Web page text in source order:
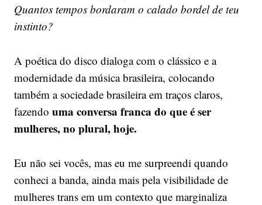
Quantos tempos bordaram o calado bordel de teu
instinto?
A poética do disco dialoga com o clássico e a
modernidade da música brasileira, colocando
também a sociedade brasileira em traços claros,
fazendo uma conversa franca do que é ser
mulheres, no plural, hoje.
Eu não sei vocês, mas eu me surpreendi quando
conheci a banda, ainda mais pela visibilidade de
mulheres trans em um contexto que marginaliza